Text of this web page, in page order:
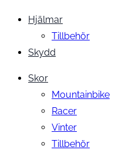
Hjälmar
Tillbehör
Skydd
Skor
Mountainbike
Racer
Vinter
Tillbehör